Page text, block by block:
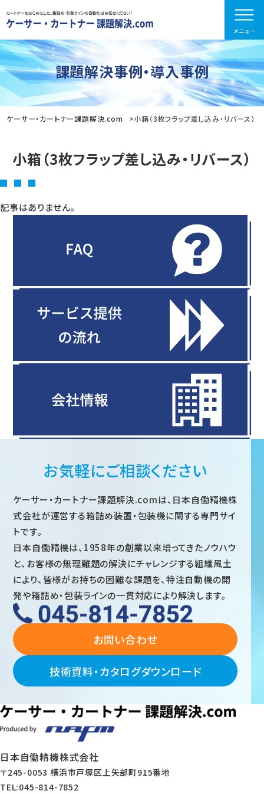
課題解決事例・導入事例
ケーサー・カートナー課題解決.com 小箱（3枚フラップ差し込み・リバース）
小箱（3枚フラップ差し込み・リバース）
記事はありません。
お気軽にご相談ください
ケーサー・カートナー課題解決.comは、日本自働精機株
式会社が運営する箱詰め装置・包装機に関する専門サイ
トです。
日本自働精機は、1958年の創業以来培ってきたノウハウ
と、お客様の無理難題の解決にチャレンジする組織風土
により、皆様がお持ちの困難な課題を、特注自動機の開
発や箱詰め・包装ラインの一貫対応により解決します。
お問い合わせ
技術資料・カタログダウンロード
日本自働精機株式会社
〒245-0053 横浜市戸塚区上矢部町915番地
TEL:045-814-7852